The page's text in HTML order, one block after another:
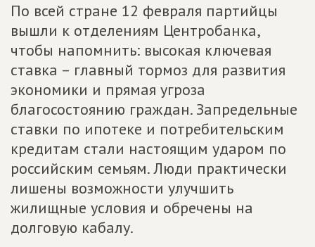
По всей стране 12 февраля партийцы
вышли к отделениям Центробанка,
чтобы напомнить: высокая ключевая
ставка – главный тормоз для развития
экономики и прямая угроза
благосостоянию граждан. Запредельные
ставки по ипотеке и потребительским
кредитам стали настоящим ударом по
российским семьям. Люди практически
лишены возможности улучшить
жилищные условия и обречены на
долговую кабалу.